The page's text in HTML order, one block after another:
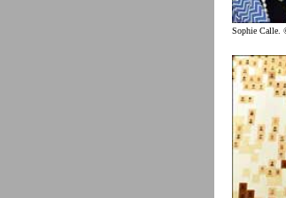
Sophie Calle.